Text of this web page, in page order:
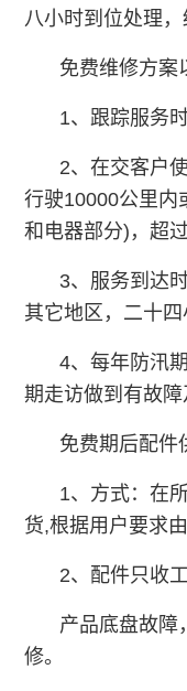
八小时到位处理，
免费维修方案
1、跟踪服务
2、在交客户
行驶10000公里内
和电器部分)，超
3、服务到达
其它地区，二十四
4、每年防汛
期走访做到有故障
免费期后配件
1、方式：在
货,根据用户要求
2、配件只收
产品底盘故障
修。